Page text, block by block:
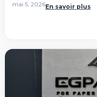
mai 5, 2026En savoir plus